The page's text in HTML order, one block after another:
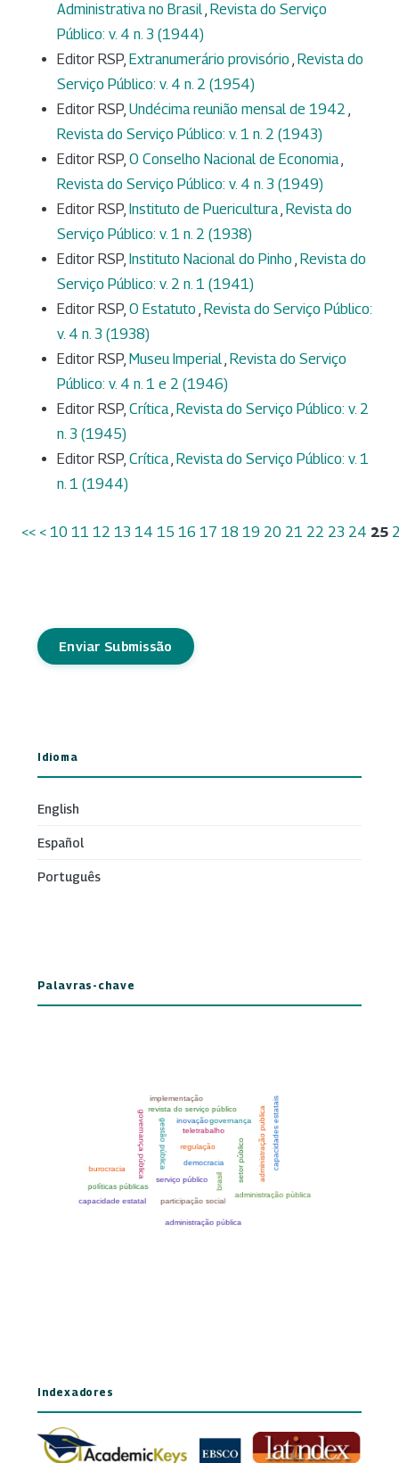
Administrativa no Brasil, Revista do Serviço
Público: v. 4 n. 3 (1944)
Editor RSP, Extranumerário provisório , Revista do
Serviço Público: v. 4 n. 2 (1954)
Editor RSP, Undécima reunião mensal de 1942 ,
Revista do Serviço Público: v. 1 n. 2 (1943)
Editor RSP, O Conselho Nacional de Economia,
Revista do Serviço Público: v. 4 n. 3 (1949)
Editor RSP, Instituto de Puericultura, Revista do
Serviço Público: v. 1 n. 2 (1938)
Editor RSP, Instituto Nacional do Pinho , Revista do
Serviço Público: v. 2 n. 1 (1941)
Editor RSP, O Estatuto , Revista do Serviço Público:
v. 4 n. 3 (1938)
Editor RSP, Museu Imperial, Revista do Serviço
Público: v. 4 n. 1 e 2 (1946)
Editor RSP, Crítica, Revista do Serviço Público: v. 2
n. 3 (1945)
Editor RSP, Crítica, Revista do Serviço Público: v. 1
n. 1 (1944)
<< < 10 11 12 13 14 15 16 17 18 19 20 21 22 23 24 25
Enviar Submissão
Idioma
English
Español
Português
Palavras-chave
Indexadores